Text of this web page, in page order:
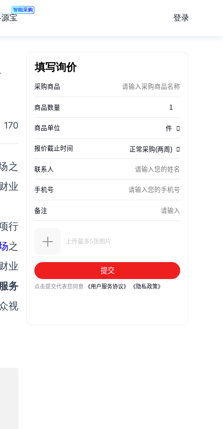
宝
智能采购
登录
170
之
业
行
之
业
务
视
填写询价